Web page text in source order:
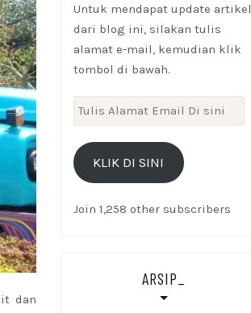
dan
Untuk mendapat update artikel
dari blog ini, silakan tulis
alamat e-mail, kemudian klik
tombol di bawah.
Tulis
Alamat
Email
KLIK DI SINI
Join 1,258 other subscribers
ARSIP_